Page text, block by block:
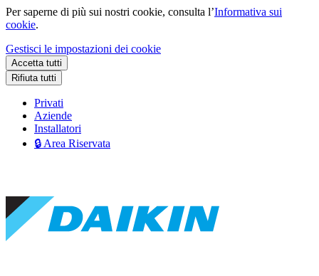
Per saperne di più sui nostri cookie, consulta l’Informativa sui
cookie.
Gestisci le impostazioni dei cookie
Accetta tutti
Rifiuta tutti
Privati
Aziende
Installatori
🔒 Area Riservata